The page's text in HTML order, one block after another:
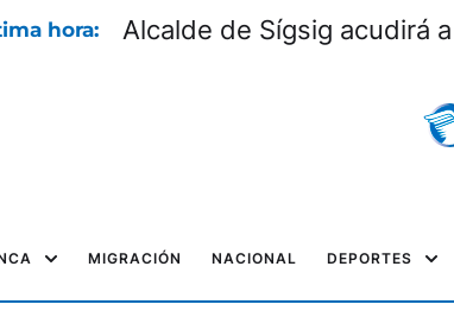
hora: Alcalde de Sígsig acudirá
MIGRACIÓN NACIONAL DEPORTES